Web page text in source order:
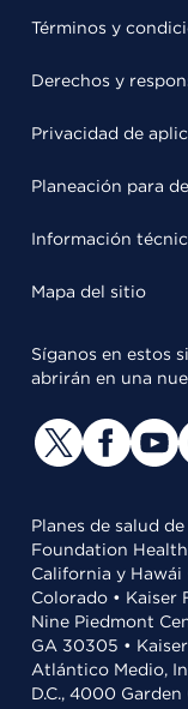
Términos y
Derechos y
Privacidad de
Planeación para
Información
Mapa del sitio
Síganos en estos
abrirán en una
Planes de salud
Foundation
California y Hawái
Colorado • Kaiser
Nine Piedmont
GA 30305 •
Atlántico Medio,
D.C., 4000